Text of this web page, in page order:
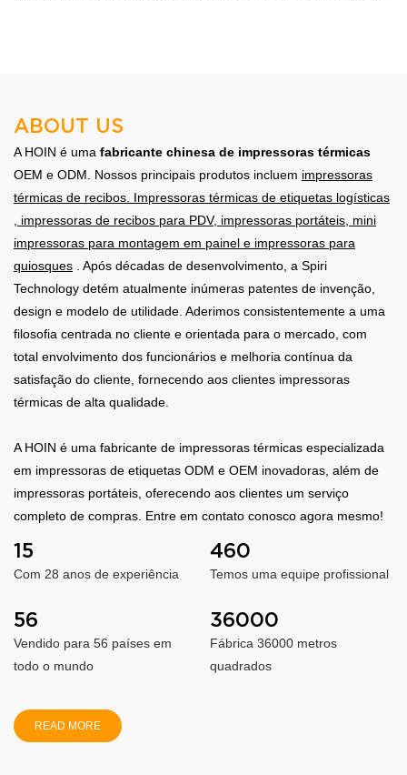
ABOUT US
A HOIN é uma fabricante chinesa de impressoras térmicas
OEM e ODM. Nossos principais produtos incluem impressoras
térmicas de recibos. Impressoras térmicas de etiquetas logísticas
, impressoras de recibos para PDV, impressoras portáteis, mini
impressoras para montagem em painel e impressoras para
quiosques . Após décadas de desenvolvimento, a Spiri
Technology detém atualmente inúmeras patentes de invenção,
design e modelo de utilidade. Aderimos consistentemente a uma
filosofia centrada no cliente e orientada para o mercado, com
total envolvimento dos funcionários e melhoria contínua da
satisfação do cliente, fornecendo aos clientes impressoras
térmicas de alta qualidade.
A HOIN é uma fabricante de impressoras térmicas especializada
em impressoras de etiquetas ODM e OEM inovadoras, além de
impressoras portáteis, oferecendo aos clientes um serviço
completo de compras. Entre em contato conosco agora mesmo!
15
Com 28 anos de experiência
460
Temos uma equipe profissional
56
Vendido para 56 países em
todo o mundo
36000
Fábrica 36000 metros
quadrados
READ MORE